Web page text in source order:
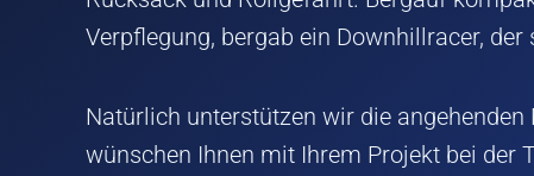
Verpflegung, bergab ein Downhillracer,
Natürlich unterstützen wir die
wünschen Ihnen mit Ihrem Projekt bei der